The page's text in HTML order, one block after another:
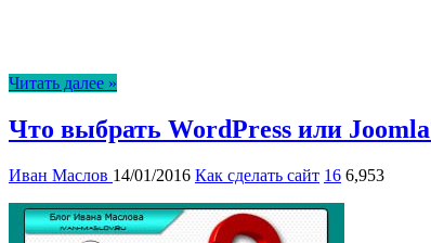
Читать далее »
Что выбрать WordPress или
Иван Маслов 14/01/2016 Как сделать сайт 16 6,953